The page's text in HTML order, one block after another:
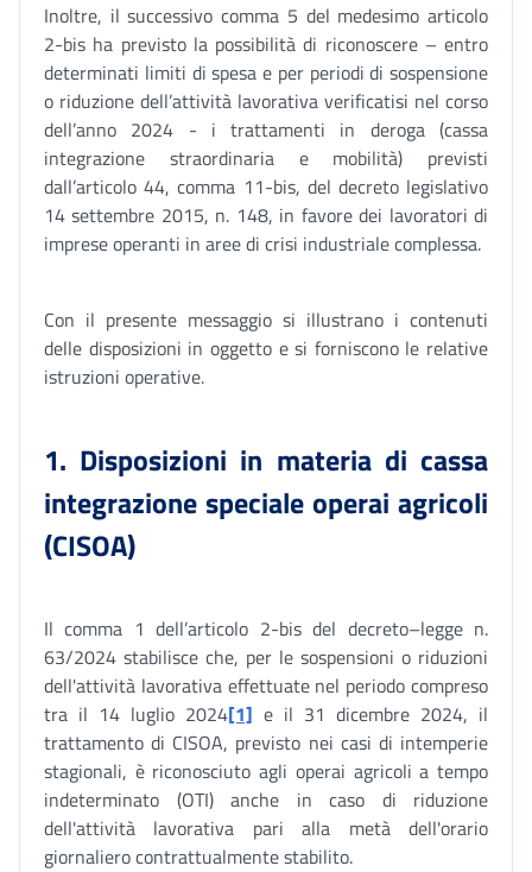
Inoltre, il successivo comma 5 del medesimo articolo
2-bis ha previsto la possibilità di riconoscere – entro
determinati limiti di spesa e per periodi di sospensione
o riduzione dell’attività lavorativa verificatisi nel corso
dell’anno 2024 - i trattamenti in deroga (cassa
integrazione straordinaria e mobilità) previsti
dall’articolo 44, comma 11-bis, del decreto legislativo
14 settembre 2015, n. 148, in favore dei lavoratori di
imprese operanti in aree di crisi industriale complessa.
Con il presente messaggio si illustrano i contenuti
delle disposizioni in oggetto e si forniscono le relative
istruzioni operative.
1. Disposizioni in materia di cassa
integrazione speciale operai agricoli
(CISOA)
Il comma 1 dell’articolo 2-bis del decreto–legge n.
63/2024 stabilisce che, per le sospensioni o riduzioni
dell'attività lavorativa effettuate nel periodo compreso
tra il 14 luglio 2024[1] e il 31 dicembre 2024, il
trattamento di CISOA, previsto nei casi di intemperie
stagionali, è riconosciuto agli operai agricoli a tempo
indeterminato (OTI) anche in caso di riduzione
dell'attività lavorativa pari alla metà dell'orario
giornaliero contrattualmente stabilito.